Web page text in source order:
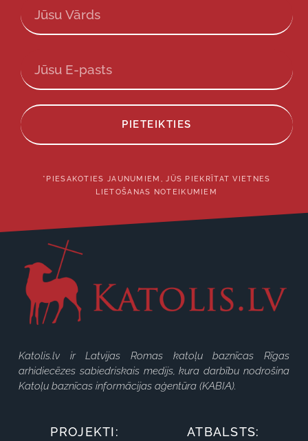
PIETEIKTIES
*PIESAKOTIES JAUNUMIEM, JŪS PIEKRĪTAT VIETNES
LIETOŠANAS NOTEIKUMIEM
Katolis.lv ir Latvijas Romas katoļu baznīcas Rīgas
arhidiecēzes sabiedriskais medijs, kura darbību nodrošina
Katoļu baznīcas informācijas aģentūra (KABIA).
PROJEKTI: ATBALSTS: